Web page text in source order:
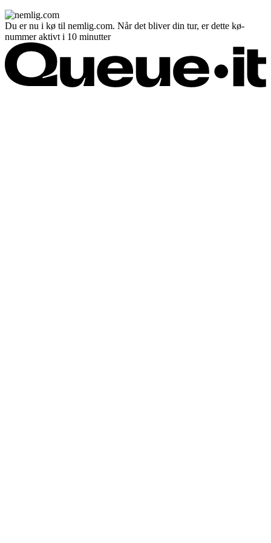
Du er nu i kø til nemlig.com. Når det bliver din tur, er dette kø-
nummer aktivt i 10 minutter